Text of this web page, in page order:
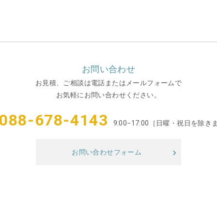
お問い合わせ
お見積、ご相談は電話またはメールフォームで
お気軽にお問い合わせください。
678-4143 9:00−17:00［日曜・祝日を除き
お問い合わせフォーム